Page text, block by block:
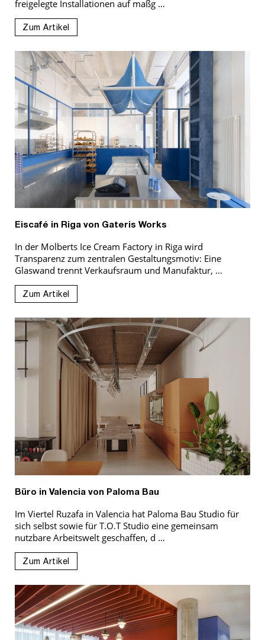
freigelegte Installationen auf maßg …
Zum Artikel
Eiscafé in Riga von Gateris Works
In der Molberts Ice Cream Factory in Riga wird
Transparenz zum zentralen Gestaltungsmotiv: Eine
Glaswand trennt Verkaufsraum und Manufaktur, …
Zum Artikel
Büro in Valencia von Paloma Bau
Im Viertel Ruzafa in Valencia hat Paloma Bau Studio für
sich selbst sowie für T.O.T Studio eine gemeinsam
nutzbare Arbeitswelt geschaffen, d …
Zum Artikel